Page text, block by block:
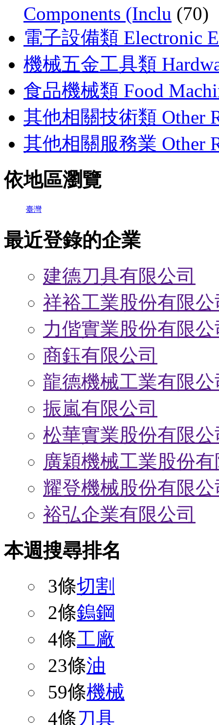
Components (Inclu (70)
電子設備類 Electronic
機械五金工具類
食品機械類 Food
其他相關技術類 Other
其他相關服務業 Other
依地區瀏覽
臺灣
最近登錄的企業
建德刀具有限公司
祥裕工業股份有限公
力偕實業股份有限公
商鈺有限公司
龍德機械工業有限公
振嵐有限公司
松華實業股份有限公
廣穎機械工業股份
耀登機械股份有限公
裕弘企業有限公司
本週搜尋排名
3條切割
2條鎢鋼
4條工廠
23條油
59條機械
4條刀具